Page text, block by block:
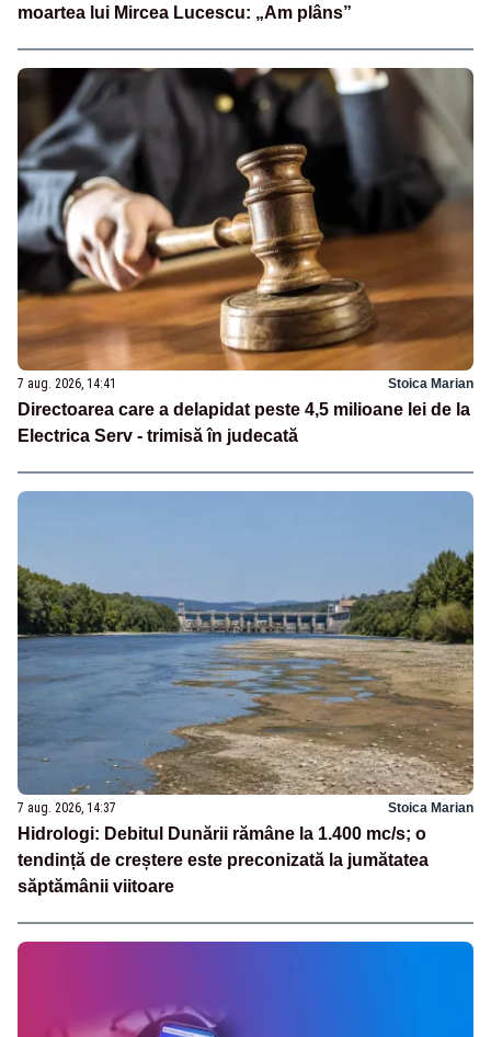
moartea lui Mircea Lucescu: „Am plâns”
7 aug. 2026, 14:41 Stoica Marian
Directoarea care a delapidat peste 4,5 milioane lei de la
Electrica Serv - trimisă în judecată
7 aug. 2026, 14:37 Stoica Marian
Hidrologi: Debitul Dunării rămâne la 1.400 mc/s; o
tendință de creștere este preconizată la jumătatea
săptămânii viitoare